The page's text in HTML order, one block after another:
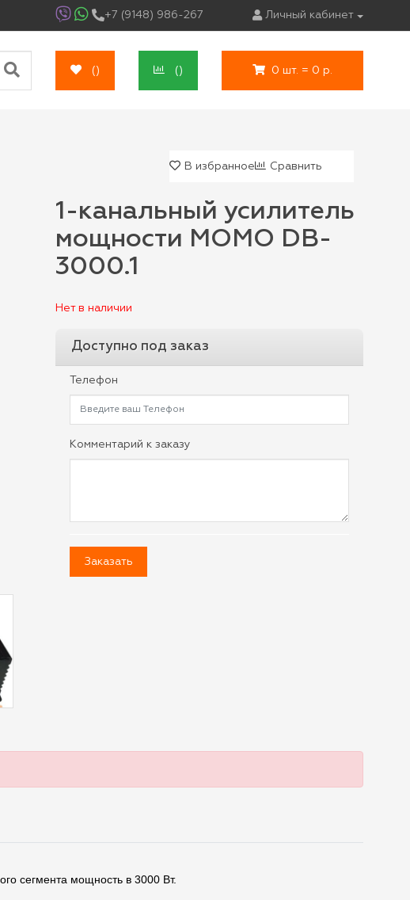
+7 (9148) 986-267 Личный кабинет
() () 0 шт. = 0 р.
В избранное Сравнить
1-канальный усилитель
мощности MOMO DB-
3000.1
Нет в наличии
Доступно под заказ
Телефон
Комментарий к заказу
Заказать
сегмента мощность в 3000 Вт.